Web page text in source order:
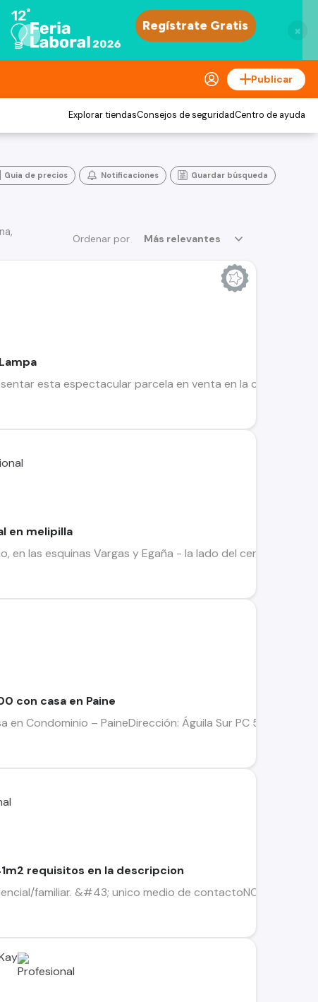
×
Publicar
Explorar tiendasConsejos de seguridadCentro de ayuda
Guia de precios Notificaciones Guardar búsqueda
Ordenar por Más relevantes
esta espectacular parcela en venta en la comuna
en melipilla
en las esquinas Vargas y Egaña - la lado del centro de
con casa en Paine
en Condominio – PaineDirección: Águila Sur PC 54
requisitos en la descripcion
familiar. &#43; unico medio de contactoNO APTO PARA